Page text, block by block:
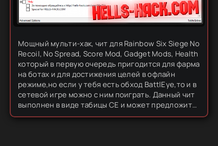
Мощный мульти-хак, чит для Rainbow Six Siege No
Recoil, No Spread, Score Mod, Gadget Mods, Health
который в первую очередь пригодится для фарма
на ботах и для достижения целей в офлайн
режиме,но если у тебя есть обход BattlEye,то и в
сетевой игре можно с ним поиграть. Данный чит
выполнен в виде табицы CE и может предложить
хороший набор функций,от бесконечных жизней